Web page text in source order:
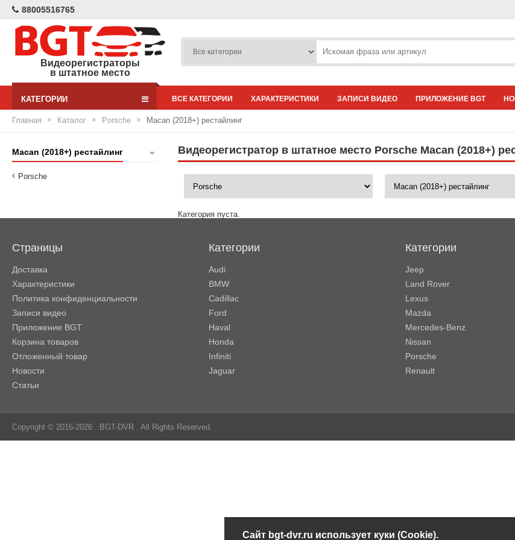
88005516765
Видеорегистраторы
в штатное место
КАТЕГОРИИ ВСЕ КАТЕГОРИИ ХАРАКТЕРИСТИКИ ЗАПИСИ ВИДЕО ПРИЛОЖЕНИЕ BGT
Главная Каталог Porsche Macan (2018+) рестайлинг
Macan (2018+) рестайлинг
Porsche
Видеорегистратор в штатное место Porsche Macan (2018+)
Категория пуста.
Страницы
Доставка
Характеристики
Политика конфиденциальности
Записи видео
Приложение BGT
Корзина товаров
Отложенный товар
Новости
Статьи
Категории
Audi
BMW
Cadillac
Ford
Haval
Honda
Infiniti
Jaguar
Категории
Jeep
Land Rover
Lexus
Mazda
Mercedes-Benz
Nissan
Porsche
Renault
Copyright © 2016-2026 . BGT-DVR . All Rights Reserved.
Сайт bgt-dvr.ru использует куки (Cookie).